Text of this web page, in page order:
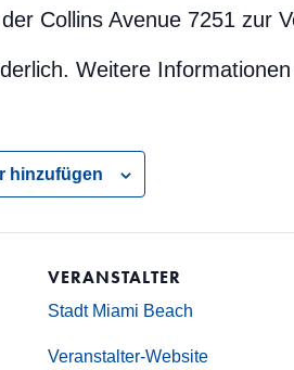
Collins Avenue 7251 zur
Weitere
hinzufügen
VERANSTALTER
Stadt Miami Beach
Veranstalter-Website